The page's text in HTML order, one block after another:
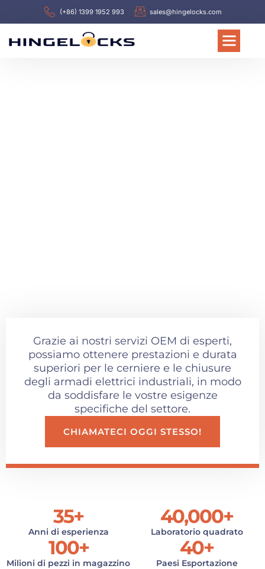
(+86) 1399 1952 993 sales@hingelocks.com
Grazie ai nostri servizi OEM di esperti,
possiamo ottenere prestazioni e durata
superiori per le cerniere e le chiusure
degli armadi elettrici industriali, in modo
da soddisfare le vostre esigenze
specifiche del settore.
CHIAMATECI OGGI STESSO!
Anni di esperienza
35+
Laboratorio quadrato
40,000+
Milioni di pezzi in magazzino
100+
Paesi Esportazione
40+